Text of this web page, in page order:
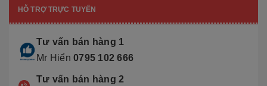
HỖ TRỢ TRỰC TUYẾN
Tư vấn bán hàng 1
Mr Hiển 0795 102 666
Tư vấn bán hàng 2